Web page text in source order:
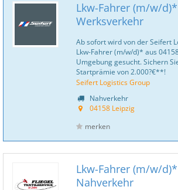
Lkw-Fahrer (m/w/
Werksverkehr
Ab sofort wird von der Seifert
Lkw-Fahrer (m/w/d)* aus
Umgebung gesucht. Sichern
Startprämie von 2.000?€**!
Seifert Logistics Group
Nahverkehr
04158 Leipzig
merken
Lkw-Fahrer (m/w/
Nahverkehr